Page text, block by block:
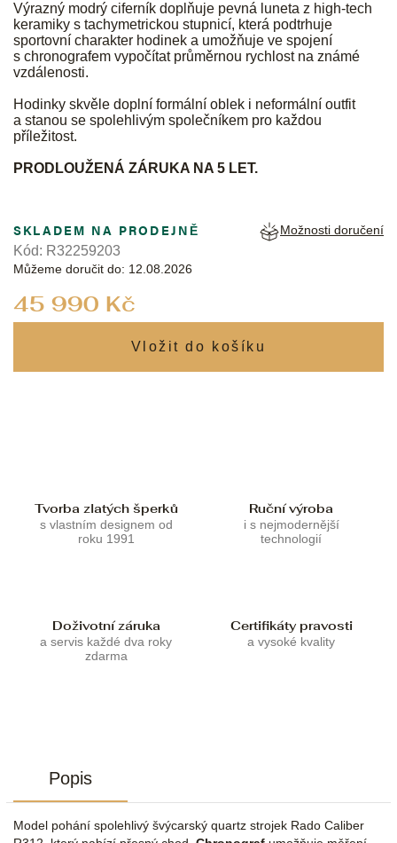
Výrazný modrý ciferník doplňuje pevná luneta z high-tech
keramiky s tachymetrickou stupnicí, která podtrhuje
sportovní charakter hodinek a umožňuje ve spojení
s chronografem vypočítat průměrnou rychlost na známé
vzdálenosti.
Hodinky skvěle doplní formální oblek i neformální outfit
a stanou se spolehlivým společníkem pro každou
příležitost.
PRODLOUŽENÁ ZÁRUKA NA 5 LET.
45 990 Kč
SKLADEM NA PRODEJNĚ
Můžeme doručit do: 12.08.2026
Možnosti doručení
Kód: R32259203
Tvorba zlatých šperků
s vlastním designem od
roku 1991
Ruční výroba
i s nejmodernější
technologií
Doživotní záruka
a servis každé dva roky
zdarma
Certifikáty pravosti
a vysoké kvality
Popis
Model pohání spolehlivý švýcarský quartz strojek Rado Caliber